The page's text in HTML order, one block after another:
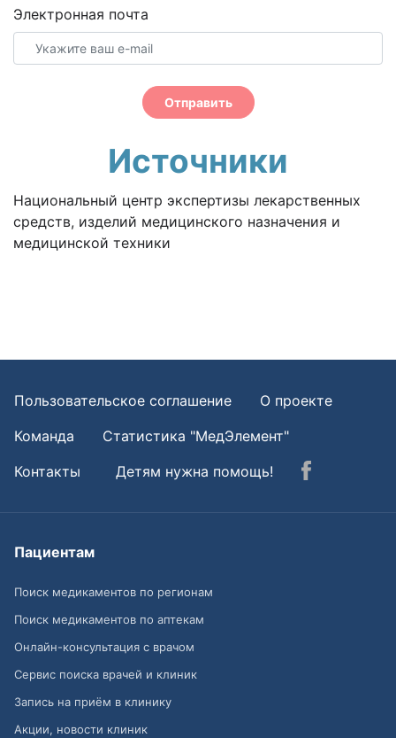
Электронная почта
Отправить
Источники
Национальный центр экспертизы лекарственных
средств, изделий медицинского назначения и
медицинской техники
Пользовательское соглашение
О проекте
Команда
Статистика "МедЭлемент"
Контакты
Детям нужна помощь!
Пациентам
Поиск медикаментов по регионам
Поиск медикаментов по аптекам
Онлайн-консультация с врачом
Сервис поиска врачей и клиник
Запись на приём в клинику
Акции, новости клиник